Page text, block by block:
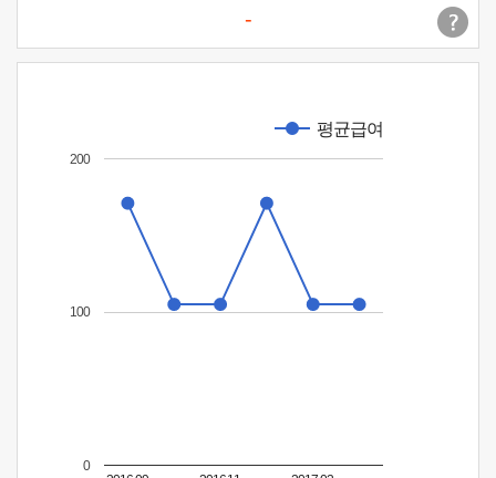
-
평균급여
0
100
200